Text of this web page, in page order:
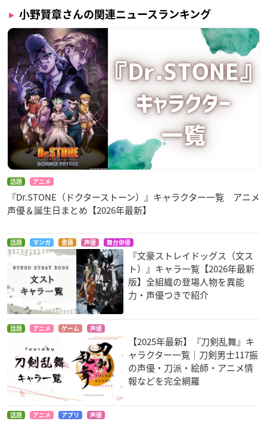
当人に密着。小野賢章さんがスカイダイビングに挑む一部始終
をとらえた挑戦の記録「小野賢章の見切り発車!（仮）」を是
非ご覧ください。
【配信サイト】
テレビ東京アニメ公式サイト「あにてれ」
【配信開始日】
2021年1月22日(金)18:00
【視聴条件】
あにてれ見放題会員（月額700円[税抜]）
※14日間無料トライアル実施中！
小野賢章さんの関連ニュースランキング
話題 アニメ
『Dr.STONE（ドクターストーン）』キャラクター一覧 アニメ
声優＆誕生日まとめ【2026年最新】
話題 マンガ 書籍 声優 舞台俳優
『文豪ストレイドッグス（文ス
ト）』キャラ一覧【2026年最新
版】全組織の登場人物を異能
力・声優つきで紹介
話題 アニメ ゲーム 声優
【2025年最新】『刀剣乱舞』キ
ャラクター一覧｜刀剣男士117振
の声優・刀派・絵師・アニメ情
報などを完全網羅
話題 アニメ アプリ 声優